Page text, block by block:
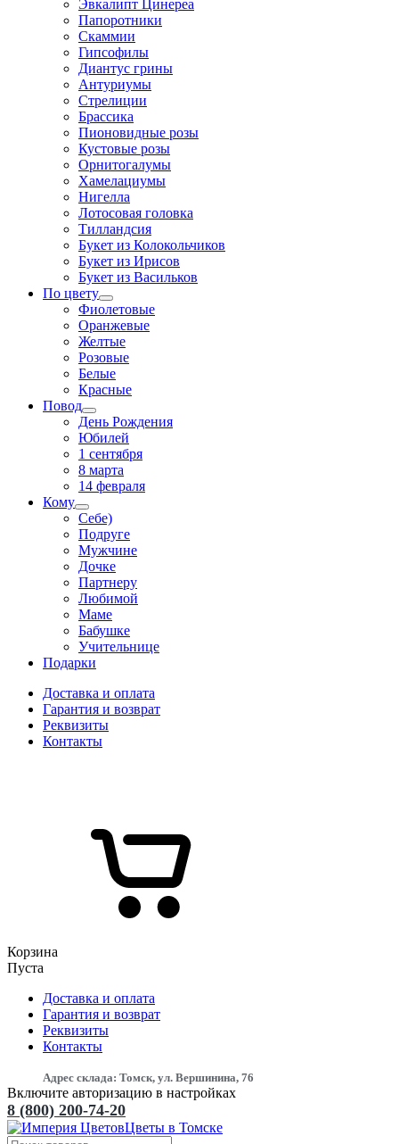
Эвкалипт Цинереа
Папоротники
Скаммии
Гипсофилы
Диантус грины
Антуриумы
Стрелиции
Брассика
Пионовидные розы
Кустовые розы
Орнитогалумы
Хамелациумы
Нигелла
Лотосовая головка
Тилландсия
Букет из Колокольчиков
Букет из Ирисов
Букет из Васильков
По цвету
Фиолетовые
Оранжевые
Желтые
Розовые
Белые
Красные
Повод
День Рождения
Юбилей
1 сентября
8 марта
14 февраля
Кому
Себе)
Подруге
Мужчине
Дочке
Партнеру
Любимой
Маме
Бабушке
Учительнице
Подарки
Доставка и оплата
Гарантия и возврат
Реквизиты
Контакты
Корзина
Пуста
Доставка и оплата
Гарантия и возврат
Реквизиты
Контакты
Адрес склада: Томск, ул. Вершинина, 76
Включите авторизацию в настройках
8 (800) 200-74-20
Цветы в Томске